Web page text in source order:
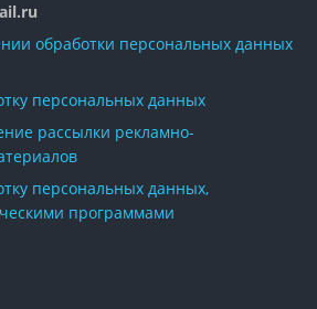
обработки персональных данных
персональных данных
рассылки рекламно-
персональных данных,
программами